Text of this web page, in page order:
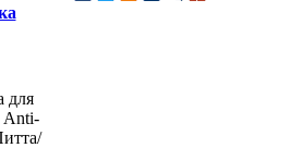
для
Anti-